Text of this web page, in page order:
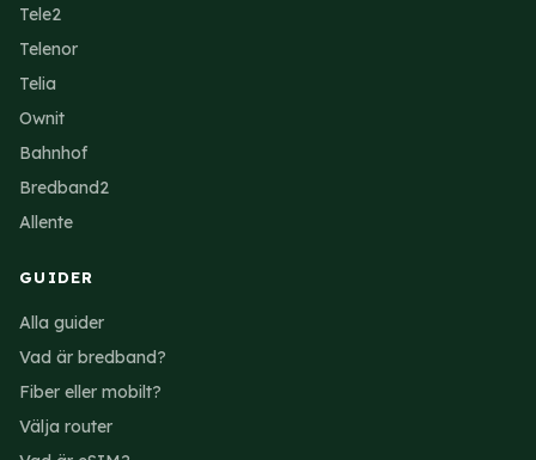
Tele2
Telenor
Telia
Ownit
Bahnhof
Bredband2
Allente
GUIDER
Alla guider
Vad är bredband?
Fiber eller mobilt?
Välja router